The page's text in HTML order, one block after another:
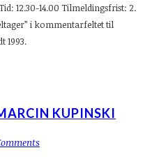
12.30-14.00 Tilmeldingsfrist: 2.
i kommentarfeltet til
1993.
KUPINSKI